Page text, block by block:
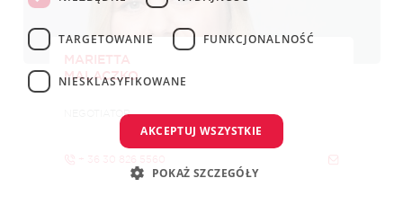
MARIETTA
MALACZKO
NEGOTIATOR
+ 36 30 826 5560
TARGETOWANIE FUNKCJONALNOŚĆ
NIESKLASYFIKOWANE
AKCEPTUJ WSZYSTKIE
POKAŻ SZCZEGÓŁY